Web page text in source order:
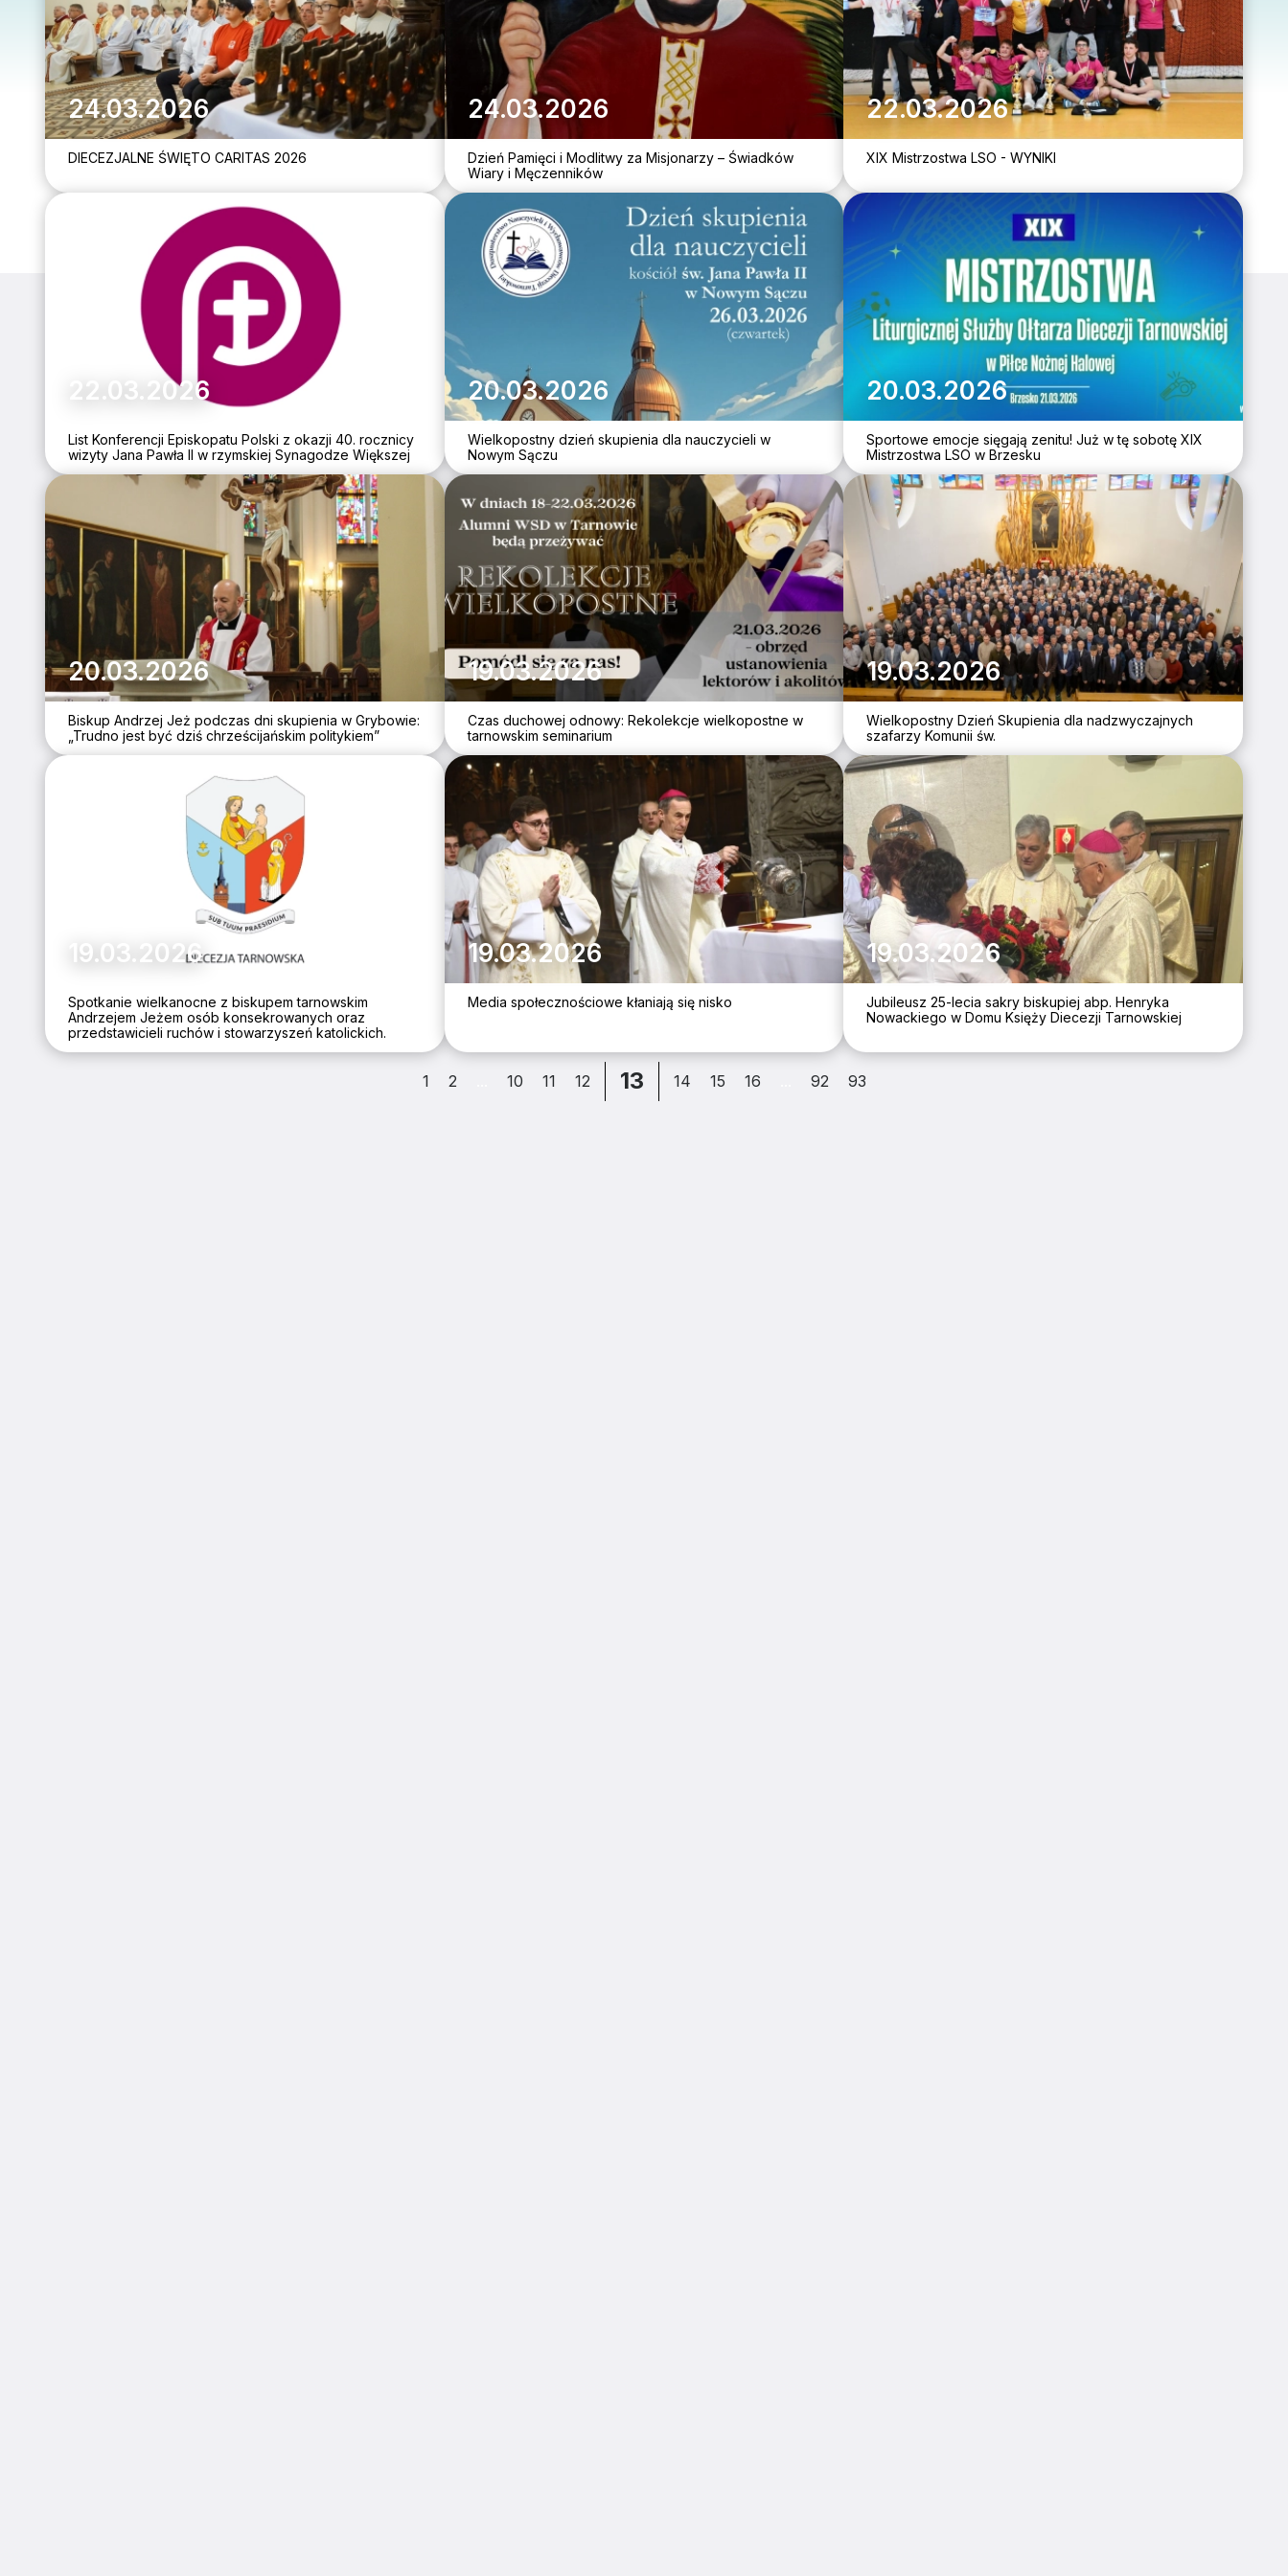
24.03.2026
DIECEZJALNE ŚWIĘTO CARITAS 2026
24.03.2026
Dzień Pamięci i Modlitwy za Misjonarzy – Świadków
Wiary i Męczenników
22.03.2026
XIX Mistrzostwa LSO - WYNIKI
22.03.2026
List Konferencji Episkopatu Polski z okazji 40. rocznicy
wizyty Jana Pawła II w rzymskiej Synagodze Większej
20.03.2026
Wielkopostny dzień skupienia dla nauczycieli w
Nowym Sączu
20.03.2026
Sportowe emocje sięgają zenitu! Już w tę sobotę XIX
Mistrzostwa LSO w Brzesku
20.03.2026
Biskup Andrzej Jeż podczas dni skupienia w Grybowie:
„Trudno jest być dziś chrześcijańskim politykiem”
19.03.2026
Czas duchowej odnowy: Rekolekcje wielkopostne w
tarnowskim seminarium
19.03.2026
Wielkopostny Dzień Skupienia dla nadzwyczajnych
szafarzy Komunii św.
19.03.2026
Spotkanie wielkanocne z biskupem tarnowskim
Andrzejem Jeżem osób konsekrowanych oraz
przedstawicieli ruchów i stowarzyszeń katolickich.
19.03.2026
Media społecznościowe kłaniają się nisko
19.03.2026
Jubileusz 25-lecia sakry biskupiej abp. Henryka
Nowackiego w Domu Księży Diecezji Tarnowskiej
1 2 10 11 12 13 14 15 16 92 93
ZAINSTALUJ DIECEZJATARNOW.PL NA SWOIM SMARTFONIE I BĄDŹ NA BIEŻĄCO